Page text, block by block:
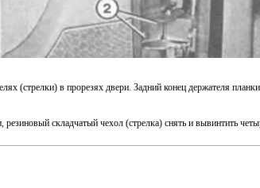
(стрелки) в прорезях двери. Задний конец держателя планки
складчатый чехол (стрелка) снять и вывинтить